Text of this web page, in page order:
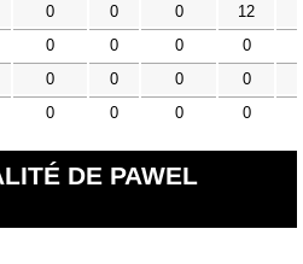
0 0 0
12
0 0 0
0
0 0 0
0
0 0 0 0
DE PAWEL